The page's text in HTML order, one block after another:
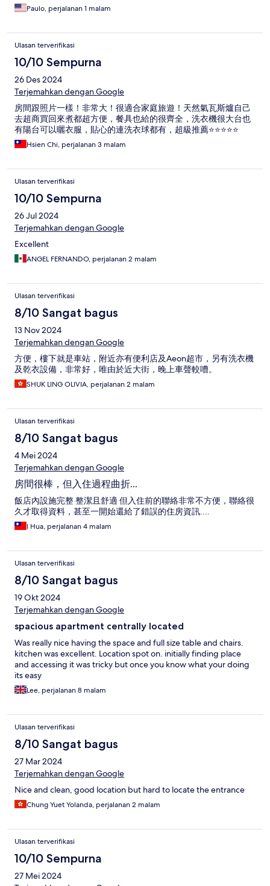
Paulo, perjalanan 1 malam
Ulasan terverifikasi
10/10 Sempurna
26 Des 2024
Terjemahkan dengan Google
房間跟照片一樣！非常大！很適合家庭旅遊！天然氣瓦斯爐自己
去超商買回來煮都超方便，餐具也給的很齊全，洗衣機很大台也
有陽台可以曬衣服，貼心的連洗衣球都有，超級推薦⭐️⭐️⭐️⭐️⭐️
Hsien Chi, perjalanan 3 malam
Ulasan terverifikasi
10/10 Sempurna
26 Jul 2024
Terjemahkan dengan Google
Excellent
ANGEL FERNANDO, perjalanan 2 malam
Ulasan terverifikasi
8/10 Sangat bagus
13 Nov 2024
Terjemahkan dengan Google
方便，樓下就是車站，附近亦有便利店及Aeon超市，另有洗衣機
及乾衣設備，非常好，唯由於近大街，晚上車聲較嘈。
SHUK LING OLIVIA, perjalanan 2 malam
Ulasan terverifikasi
8/10 Sangat bagus
4 Mei 2024
Terjemahkan dengan Google
房間很棒，但入住過程曲折...
飯店內設施完整 整潔且舒適 但入住前的聯絡非常不方便，聯絡很
久才取得資料，甚至一開始還給了錯誤的住房資訊....
I Hua, perjalanan 4 malam
Ulasan terverifikasi
8/10 Sangat bagus
19 Okt 2024
Terjemahkan dengan Google
spacious apartment centrally located
Was really nice having the space and full size table and chairs.
kitchen was excellent. Location spot on. initially finding place
and accessing it was tricky but once you know what your doing
its easy
Lee, perjalanan 8 malam
Ulasan terverifikasi
8/10 Sangat bagus
27 Mar 2024
Terjemahkan dengan Google
Nice and clean, good location but hard to locate the entrance
Chung Yuet Yolanda, perjalanan 2 malam
Ulasan terverifikasi
10/10 Sempurna
27 Mei 2024